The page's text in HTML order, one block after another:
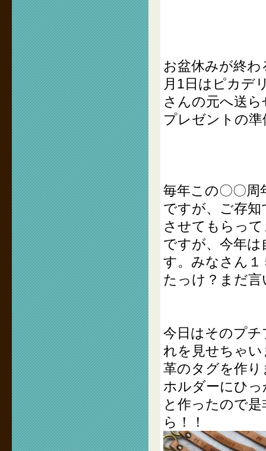
お盆休みが終
月1日はピカデ
さんの元へ送
プレゼントの
毎年この〇〇
ですが、ご存
させてもらっ
ですが、今年
す。みなさん
たっけ？まだ
今日はそのプ
れを見せちゃ
革のタグを作
ホルダーにひ
と作ったので
ら！！